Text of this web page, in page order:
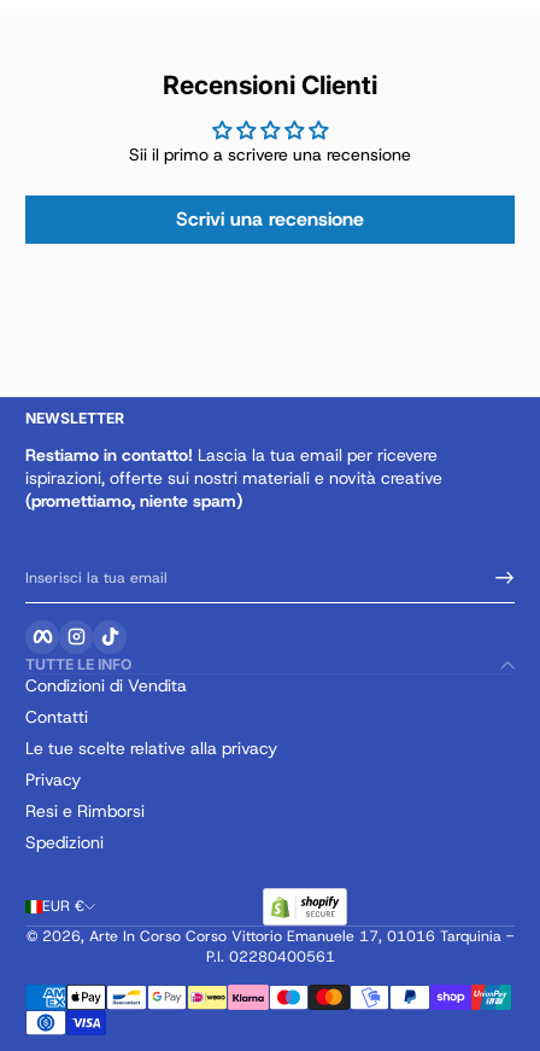
Recensioni Clienti
Sii il primo a scrivere una recensione
Scrivi una recensione
NEWSLETTER
Restiamo in contatto! Lascia la tua email per ricevere
ispirazioni, offerte sui nostri materiali e novità creative
(promettiamo, niente spam)
Inserisci la tua email
FacebookInstagram
TUTTE LE INFO
Condizioni di Vendita
Contatti
Le tue scelte relative alla privacy
Privacy
Resi e Rimborsi
Spedizioni
EUR €
© 2026, Arte In Corso Corso Vittorio Emanuele 17, 01016 Tarquinia -
P.I. 02280400561
Metodi di pagamento